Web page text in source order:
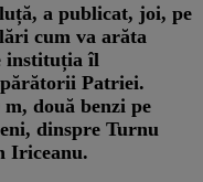
a publicat, joi, pe
cum va arăta
instituția îl
Patriei.
două benzi pe
dinspre Turnu
Iriceanu.